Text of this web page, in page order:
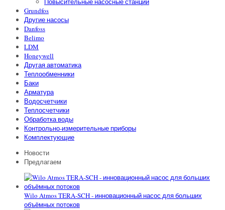
Grundfos
Другие насосы
Danfoss
Belimo
LDM
Honeywell
Другая автоматика
Теплообменники
Баки
Арматура
Водосчетчики
Теплосчетчики
Обработка воды
Контрольно-измерительные приборы
Комплектующие
Новости
Предлагаем
Wilo Atmos TERA-SCH - инновационный насос для больших
объёмных потоков